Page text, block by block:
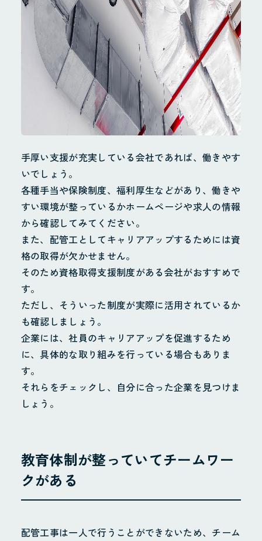
手厚い支援が充実している会社であれば、働きやす
いでしょう。
各種手当や保険制度、福利厚生などがあり、働きや
すい環境が整っているかホームページや求人の情報
から確認してみてください。
また、配管工としてキャリアアップするためには資
格の取得が欠かせません。
そのため資格取得支援制度がある会社がおすすめで
す。
ただし、そういった制度が実際に活用されているか
も確認しましょう。
企業には、社員のキャリアアップを促進するため
に、具体的な取り組みを行っている場合もありま
す。
それらをチェックし、自分に合った企業を見つけま
しょう。
教育体制が整っていてチームワー
クがある
配管工事は一人で行うことができないため、チーム